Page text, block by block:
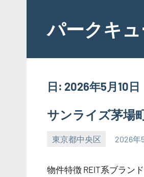
contentパークキ
日: 2026年5月10日
サンライズ茅場
東京都中央区 2026年
SEZIMO
物件特徴 REIT系ブラン